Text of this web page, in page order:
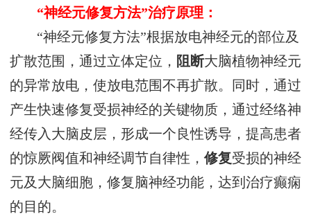
“神经元修复方法”治疗原理：
“神经元修复方法”根据放电神经元的部位及
扩散范围，通过立体定位， 阻断大脑植物神经元
的异常放电，使放电范围不再扩散。同时，通过
产生快速修复受损神经的关键物质，通过经络神
经传入大脑皮层，形成一个良性诱导，提高患者
的惊厥阀值和神经调节自律性， 修复受损的神经
元及大脑细胞，修复脑神经功能，达到治疗癫痫
的目的。